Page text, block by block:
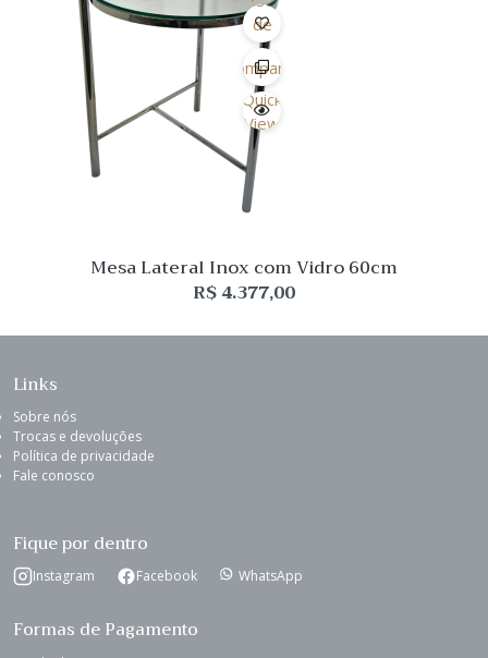
de
Desejo
Comparar
Quick
View
Mesa Lateral Inox com Vidro 60cm
R$4.377,00
Links
Sobre nós
Trocas e devoluções
Política de privacidade
Fale conosco
Fique por dentro
Instagram Facebook WhatsApp
Formas de Pagamento